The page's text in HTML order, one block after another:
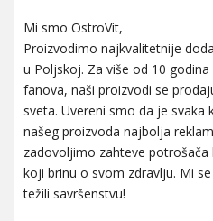
Mi smo OstroVit,
Proizvodimo najkvalitetnije
u Poljskoj. Za više od 10
fanova, naši proizvodi se
sveta. Uvereni smo da je svaka
našeg proizvoda najbolja
zadovoljimo zahteve
koji brinu o svom zdravlju. Mi
težili savršenstvu!